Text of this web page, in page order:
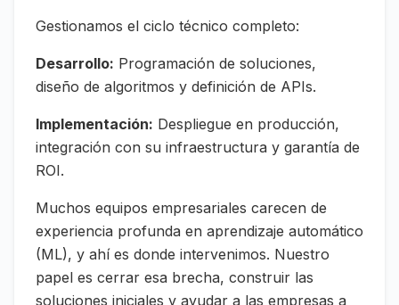
Gestionamos el ciclo técnico completo:
Desarrollo: Programación de soluciones,
diseño de algoritmos y definición de APIs.
Implementación: Despliegue en producción,
integración con su infraestructura y garantía de
ROI.
Muchos equipos empresariales carecen de
experiencia profunda en aprendizaje automático
(ML), y ahí es donde intervenimos. Nuestro
papel es cerrar esa brecha, construir las
soluciones iniciales y ayudar a las empresas a